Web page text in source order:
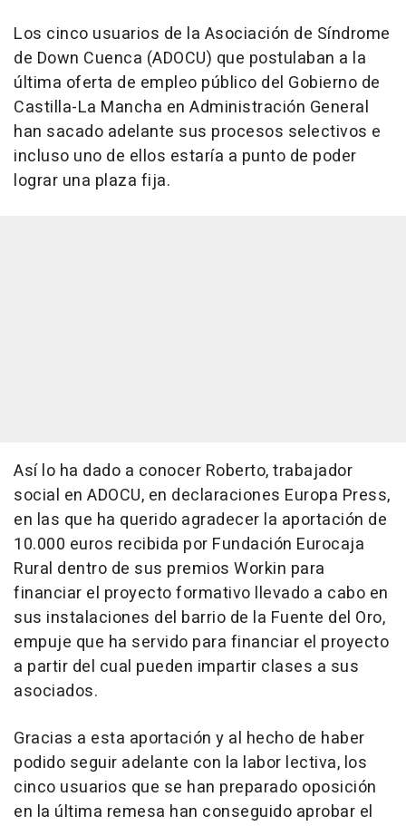
Los cinco usuarios de la Asociación de Síndrome
de Down Cuenca (ADOCU) que postulaban a la
última oferta de empleo público del Gobierno de
Castilla-La Mancha en Administración General
han sacado adelante sus procesos selectivos e
incluso uno de ellos estaría a punto de poder
lograr una plaza fija.
Así lo ha dado a conocer Roberto, trabajador
social en ADOCU, en declaraciones Europa Press,
en las que ha querido agradecer la aportación de
10.000 euros recibida por Fundación Eurocaja
Rural dentro de sus premios Workin para
financiar el proyecto formativo llevado a cabo en
sus instalaciones del barrio de la Fuente del Oro,
empuje que ha servido para financiar el proyecto
a partir del cual pueden impartir clases a sus
asociados.
Gracias a esta aportación y al hecho de haber
podido seguir adelante con la labor lectiva, los
cinco usuarios que se han preparado oposición
en la última remesa han conseguido aprobar el